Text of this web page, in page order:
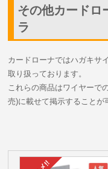
その他カードロ
ラ
カードローナではハガキサ
取り扱っております。
これらの商品はワイヤーで
売)に載せて掲示することが